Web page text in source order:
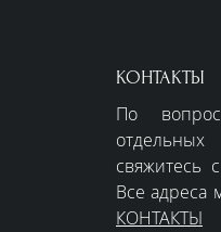
КОНТАКТЫ
По
свяжитесь
Все адреса
КОНТАКТЫ